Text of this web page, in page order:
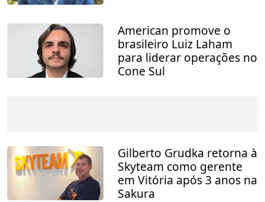
American promove o
brasileiro Luiz Laham
para liderar operações no
Cone Sul
Gilberto Grudka retorna à
Skyteam como gerente
em Vitória após 3 anos na
Sakura